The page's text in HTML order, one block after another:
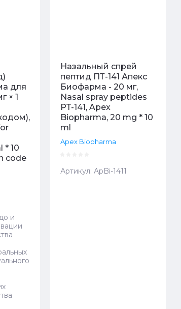
для
× 1
* 10
code
и
Назальный спрей
пептид ПТ-141 Апекс
Биофарма - 20 мг,
Nasal spray peptides
PT-141, Apex
Biopharma, 20 mg * 10
ml
Apex Biopharma
Артикул: ApBi-1411